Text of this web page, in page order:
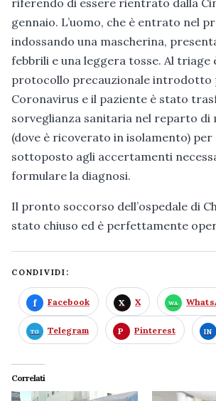
riferendo di essere rientrato dalla
gennaio. L’uomo, che è entrato nel
indossando una mascherina,
febbrili e una leggera tosse. Al
protocollo precauzionale introdotto
Coronavirus e il paziente è stato
sorveglianza sanitaria nel reparto
(dove è ricoverato in isolamento) per
sottoposto agli accertamenti
formulare la diagnosi.
Il pronto soccorso dell’ospedale di
stato chiuso ed è perfettamente
CONDIVIDI:
Facebook X
Telegram Pinterest
Correlati